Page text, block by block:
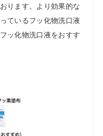
ります。より効果的な
ているフッ化物洗口液
ッ化物洗口液をおすす